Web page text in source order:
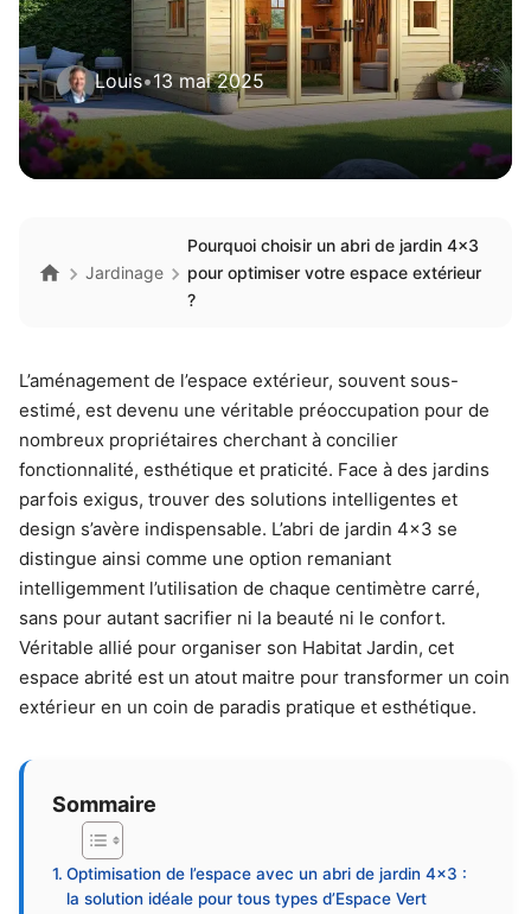
Louis•13 mai 2025
Jardinage
Pourquoi choisir un abri de jardin 4×3
pour optimiser votre espace extérieur
?
L’aménagement de l’espace extérieur, souvent sous-
estimé, est devenu une véritable préoccupation pour de
nombreux propriétaires cherchant à concilier
fonctionnalité, esthétique et praticité. Face à des jardins
parfois exigus, trouver des solutions intelligentes et
design s’avère indispensable. L’abri de jardin 4×3 se
distingue ainsi comme une option remaniant
intelligemment l’utilisation de chaque centimètre carré,
sans pour autant sacrifier ni la beauté ni le confort.
Véritable allié pour organiser son Habitat Jardin, cet
espace abrité est un atout maitre pour transformer un coin
extérieur en un coin de paradis pratique et esthétique.
Sommaire
Optimisation de l’espace avec un abri de jardin 4×3 :
la solution idéale pour tous types d’Espace Vert